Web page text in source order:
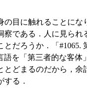
目に触れることにな
察である．人に見ら
とだろうか．「
語を「第三者的な客
とどまるのだから，
る．